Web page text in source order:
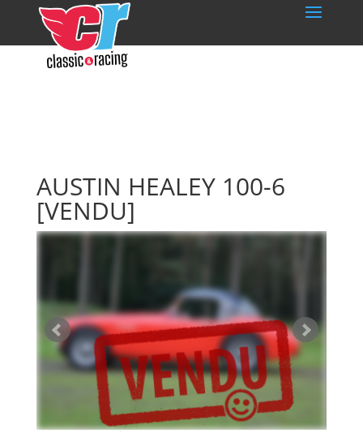
AUSTIN HEALEY 100-6
[VENDU]